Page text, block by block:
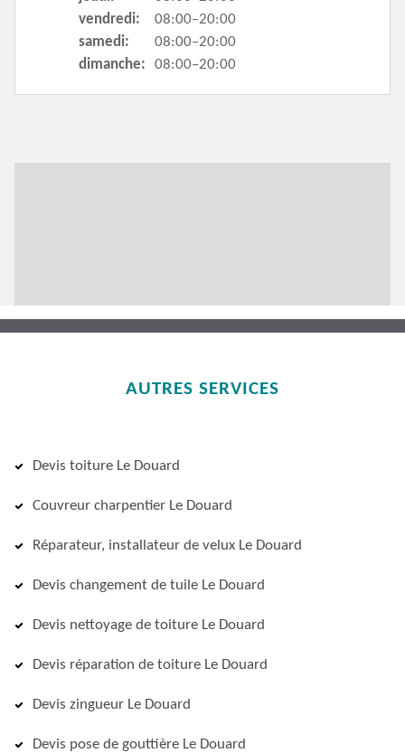
vendredi:
08:00–20:00
samedi:
08:00–20:00
dimanche:
08:00–20:00
AUTRES SERVICES
Devis toiture Le Douard
Couvreur charpentier Le Douard
Réparateur, installateur de velux Le Douard
Devis changement de tuile Le Douard
Devis nettoyage de toiture Le Douard
Devis réparation de toiture Le Douard
Devis zingueur Le Douard
Devis pose de gouttière Le Douard